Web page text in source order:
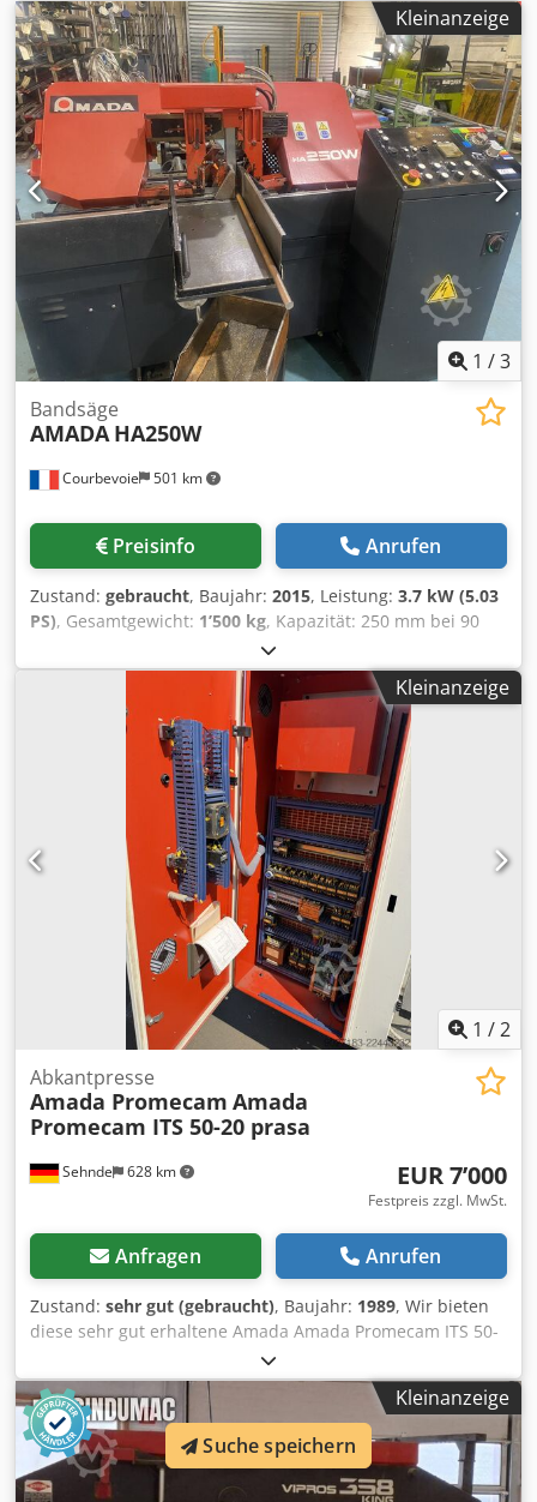
Kleinanzeige
1 /3
Courbevoie 501 km
Bandsäge
AMADA HA250W
Preisinfo Anrufen
Zustand: gebraucht, Baujahr: 2015, Leistung: 3.7 kW (5.03
PS), Gesamtgewicht: 1’500 kg, Kapazität: 250 mm bei 90
Grad Kapazität: 300 mm bei 45 Grad Csdoznk Ufspfx Abtjrf
Schnittgeschwindigkeit: 90 Meter pro Minute Bandmaß:
3505 x 34 mm Gewicht: 1500 kg
Kleinanzeige
1 /2
Sehnde 628 km
Abkantpresse
Amada Promecam Amada
Promecam ITS 50-20 prasa
EUR 7’000
Festpreis zzgl. MwSt.
Anfragen Anrufen
Zustand: sehr gut (gebraucht), Baujahr: 1989, Wir bieten
diese sehr gut erhaltene Amada Amada Promecam ITS 50-
20 Prasa Krawędziowa, Baujahr 1989, an. Hersteller:
Amada Promecam Cedpszp Siaefx Abtorf Wenn Sie
Rückfragen haben oder mehr Informationen benötigen,
schreiben Sie uns gerne eine Nachricht oder rufen uns an.
Kleinanzeige
Suche speichern